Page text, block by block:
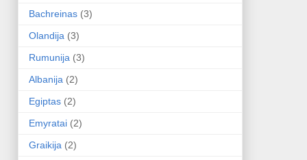
Bachreinas (3)
Olandija (3)
Rumunija (3)
Albanija (2)
Egiptas (2)
Emyratai (2)
Graikija (2)